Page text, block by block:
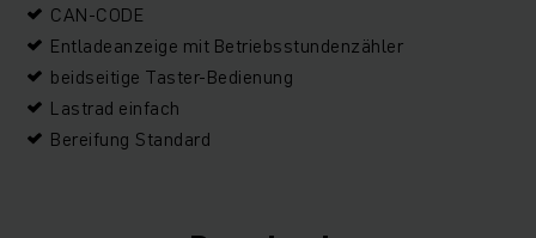
CAN-CODE
Entladeanzeige mit Betriebsstundenzähler
beidseitige Taster-Bedienung
Lastrad einfach
Bereifung Standard